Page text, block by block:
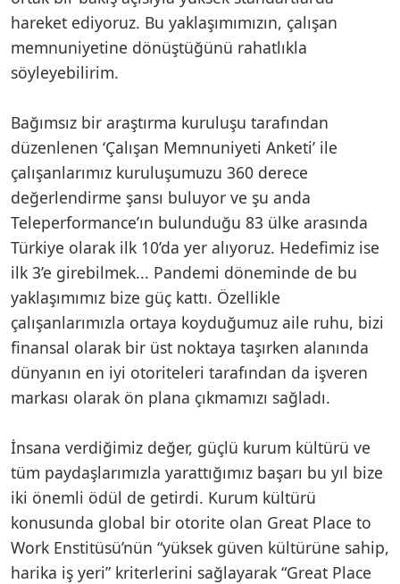
hareket ediyoruz. Bu yaklaşımımızın, çalışan
memnuniyetine dönüştüğünü rahatlıkla
söyleyebilirim.
Bağımsız bir araştırma kuruluşu tarafından
düzenlenen ‘Çalışan Memnuniyeti Anketi’ ile
çalışanlarımız kuruluşumuzu 360 derece
değerlendirme şansı buluyor ve şu anda
Teleperformance’ın bulunduğu 83 ülke arasında
Türkiye olarak ilk 10’da yer alıyoruz. Hedefimiz ise
ilk 3’e girebilmek... Pandemi döneminde de bu
yaklaşımımız bize güç kattı. Özellikle
çalışanlarımızla ortaya koyduğumuz aile ruhu, bizi
finansal olarak bir üst noktaya taşırken alanında
dünyanın en iyi otoriteleri tarafından da işveren
markası olarak ön plana çıkmamızı sağladı.
İnsana verdiğimiz değer, güçlü kurum kültürü ve
tüm paydaşlarımızla yarattığımız başarı bu yıl bize
iki önemli ödül de getirdi. Kurum kültürü
konusunda global bir otorite olan Great Place to
Work Enstitüsü’nün “yüksek güven kültürüne sahip,
harika iş yeri” kriterlerini sağlayarak “Great Place